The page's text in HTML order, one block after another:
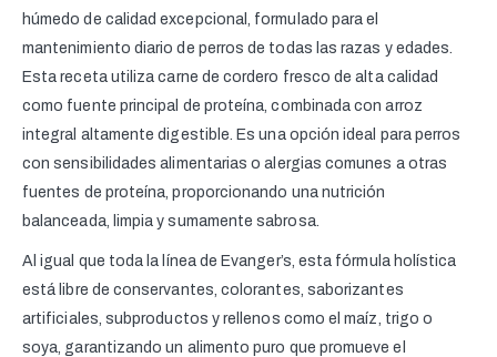
húmedo de calidad excepcional, formulado para el
mantenimiento diario de perros de todas las razas y edades.
Esta receta utiliza carne de cordero fresco de alta calidad
como fuente principal de proteína, combinada con arroz
integral altamente digestible. Es una opción ideal para perros
con sensibilidades alimentarias o alergias comunes a otras
fuentes de proteína, proporcionando una nutrición
balanceada, limpia y sumamente sabrosa.
Al igual que toda la línea de Evanger’s, esta fórmula holística
está libre de conservantes, colorantes, saborizantes
artificiales, subproductos y rellenos como el maíz, trigo o
soya, garantizando un alimento puro que promueve el